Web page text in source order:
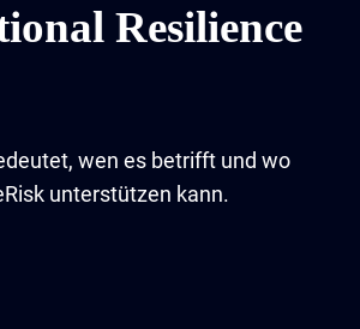
Resilience
wen es betrifft und wo
unterstützen kann.